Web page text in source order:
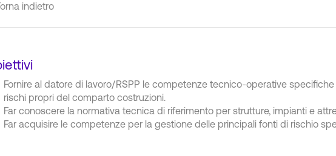
indietro
Fornire al datore di lavoro/RSPP le competenze tecnico-operative
rischi propri del comparto costruzioni.
Far conoscere la normativa tecnica di riferimento per strutture, impianti e
Far acquisire le competenze per la gestione delle principali fonti di rischio